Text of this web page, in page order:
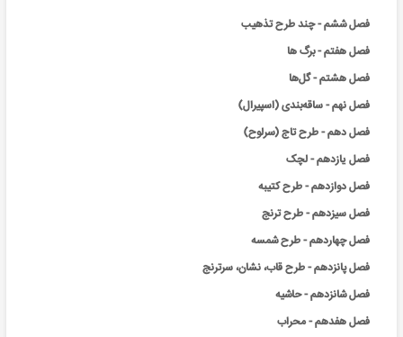
فصل ششم - چند طرح تذهیب
فصل هفتم - برگ ها
فصل هشتم - گل‌ها
فصل نهم - ساقه‌بندی (اسپیرال)
فصل دهم - طرح تاج (سرلوح)
فصل یازدهم - لچک
فصل دوازدهم - طرح کتیبه
فصل سیزدهم - طرح ترنج
فصل چهاردهم - طرح شمسه
فصل پانزدهم - طرح قاب، نشان، سرترنج
فصل شانزدهم - حاشیه
فصل هفدهم - محراب